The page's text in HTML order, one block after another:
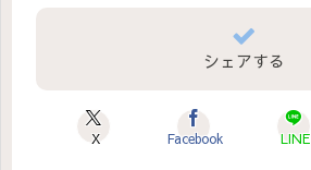
シェアする
X Facebook LINE